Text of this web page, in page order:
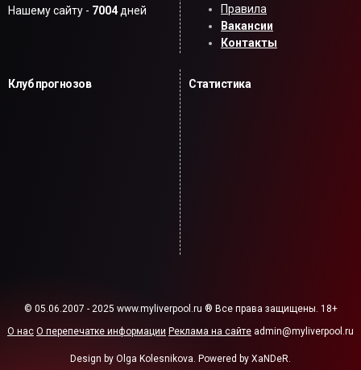
Нашему сайту - 7004 дней
Правила
Вакансии
Контакты
Клуб прогнозов Статистика
© 05.06.2007 - 2025 www.myliverpool.ru ® Все права защищены. 18+
О нас О перепечатке информации Реклама на сайте admin@myliverpool.ru
Design by Olga Kolesnikova. Powered by XaNDeR.